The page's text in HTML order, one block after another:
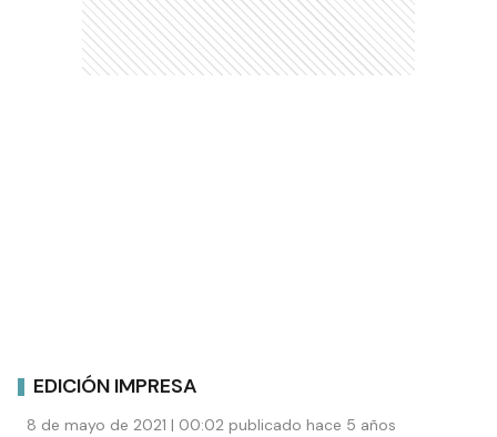
EDICIÓN IMPRESA
8 de mayo de 2021 | 00:02 publicado hace 5 años